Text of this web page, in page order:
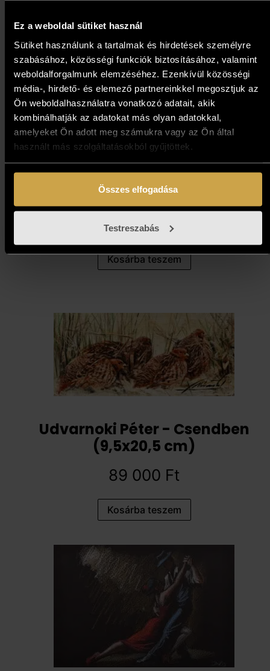
Ez a weboldal sütiket használ
Sütiket használunk a tartalmak és hirdetések személyre
szabásához, közösségi funkciók biztosításához, valamint
weboldalforgalmunk elemzéséhez. Ezenkívül közösségi
média-, hirdető- és elemező partnereinkkel megosztjuk az
Ön weboldalhasználatra vonatkozó adatait, akik
kombinálhatják az adatokat más olyan adatokkal,
amelyeket Ön adott meg számukra vagy az Ön által
használt más szolgáltatásokból gyűjtöttek.
Összes elfogadása
Testreszabás
Bottyán Marianna - Tél a
Háros-szigeten (60x80 cm)
471 000 Ft
Kosárba teszem
Udvarnoki Péter - Csendben
(9,5x20,5 cm)
89 000 Ft
Kosárba teszem